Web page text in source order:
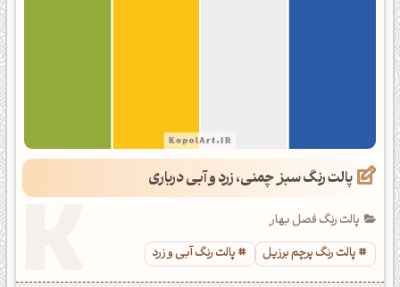
پالت رنگ سبز چمنی، زرد و آبی درباری
پالت رنگ فصل بهار
پالت رنگ پرچم برزیل
پالت رنگ آبی و زرد